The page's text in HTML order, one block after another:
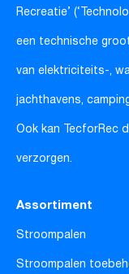
Recreatie’
een technische
van elektriciteits-,
jachthavens,
Ook kan TecforRec
verzorgen.
Assortiment
Stroompalen
Stroompalen